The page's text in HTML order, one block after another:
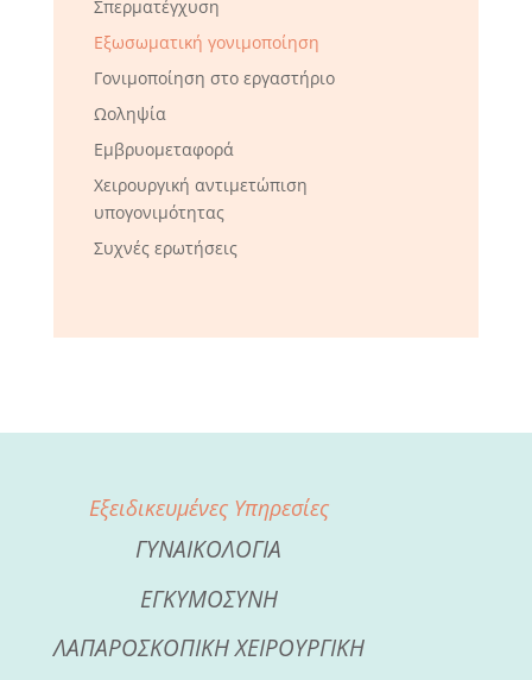
Σπερματέγχυση
Εξωσωματική γονιμοποίηση
Γονιμοποίηση στο εργαστήριο
Ωοληψία
Εμβρυομεταφορά
Χειρουργική αντιμετώπιση
υπογονιμότητας
Συχνές ερωτήσεις
Εξειδικευμένες Υπηρεσίες
ΓΥΝΑΙΚΟΛΟΓΙΑ
ΕΓΚΥΜΟΣΥΝΗ
ΛΑΠΑΡΟΣΚΟΠΙΚΗ ΧΕΙΡΟΥΡΓΙΚΗ